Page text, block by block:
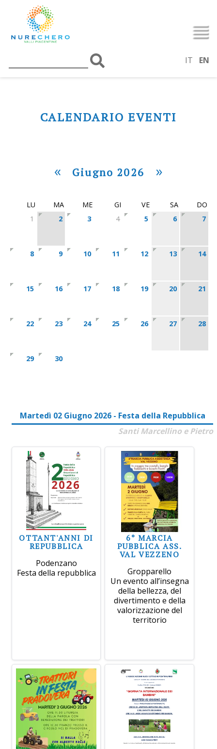
IT EN
CALENDARIO EVENTI
« Giugno 2026 »
LU MA ME GI VE SA
DO
1
2 3 4 5 6 7
8 9 10 11 12 13 14
15 16 17 18 19 20 21
22 23 24 25 26 27 28
29 30
Martedì 02 Giugno 2026 - Festa della Repubblica
Santi Marcellino e Pietro
OTTANT'ANNI DI
REPUBBLICA
Podenzano
Festa della repubblica
6° MARCIA
PUBBLICA ASS.
VAL VEZZENO
Gropparello
Un evento all’insegna
della bellezza, del
divertimento e della
valorizzazione del
territorio